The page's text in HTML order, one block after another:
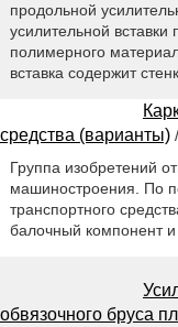
продольной
усилительной
полимерного
вставка содержит
средства (варианты)
Группа изобретений
машиностроения. По
транспортного
балочный компонент
обвязочного бруса